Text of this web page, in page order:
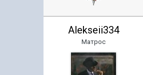
Alekseii334
Матрос